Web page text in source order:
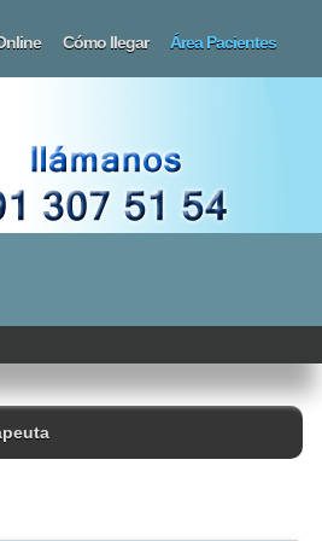
Cómo llegar Área Pacientes
Seguros Dentales
Preguntas Frecuentes
y